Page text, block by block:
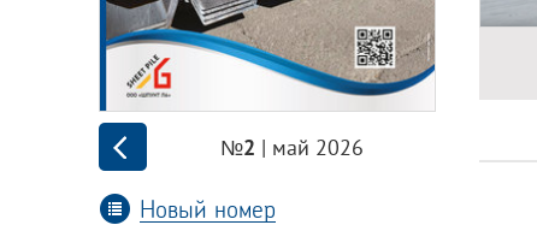
№2 | май 2026
Новый номер